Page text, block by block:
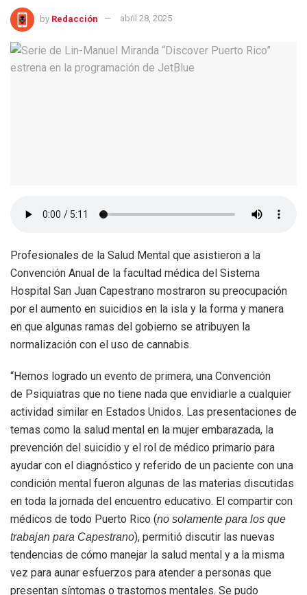
by Redacción abril 28, 2025
Profesionales de la Salud Mental que asistieron a la
Convención Anual de la facultad médica del Sistema
Hospital San Juan Capestrano mostraron su preocupación
por el aumento en suicidios en la isla y la forma y manera
en que algunas ramas del gobierno se atribuyen la
normalización con el uso de cannabis.
“Hemos logrado un evento de primera, una Convención
de Psiquiatras que no tiene nada que envidiarle a cualquier
actividad similar en Estados Unidos. Las presentaciones de
temas como la salud mental en la mujer embarazada, la
prevención del suicidio y el rol de médico primario para
ayudar con el diagnóstico y referido de un paciente con una
condición mental fueron algunas de las materias discutidas
en toda la jornada del encuentro educativo. El compartir con
médicos de todo Puerto Rico (no solamente para los que
trabajan para Capestrano), permitió discutir las nuevas
tendencias de cómo manejar la salud mental y a la misma
vez para aunar esfuerzos para atender a personas que
presentan síntomas o trastornos mentales. Se pudo